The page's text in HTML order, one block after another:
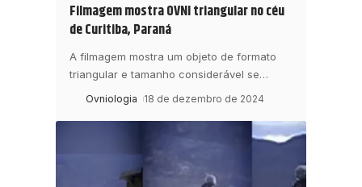
Filmagem mostra OVNI triangular no céu
de Curitiba, Paraná
A filmagem mostra um objeto de formato
triangular e tamanho considerável se…
Ovniologia 18 de dezembro de 2024